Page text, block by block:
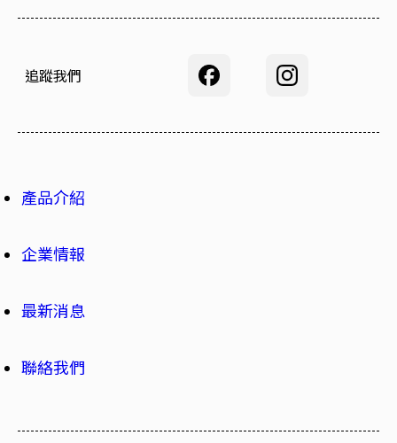
產品介紹
企業情報
最新消息
聯絡我們
追蹤我們